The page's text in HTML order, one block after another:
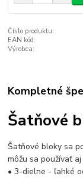
Číslo produktu:
EAN kód:
Výrobca:
Kompletné
Šatňové
Šatňové bloky sa
môžu sa používať
• 3-dielne - ľahké